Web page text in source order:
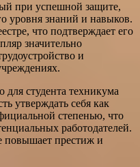
при успешной защите,
уровня знаний и навыков.
что подтверждает его
значительно
и
для студента техникума
утверждать себя как
степенью, что
работодателей.
повышает престиж и